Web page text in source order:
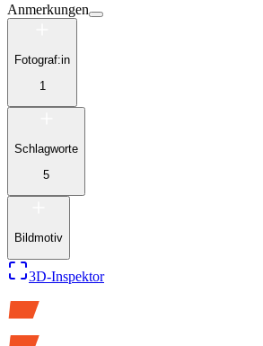
Anmerkungen
Fotograf:in
1
Schlagworte
5
Bildmotiv
3D-Inspektor